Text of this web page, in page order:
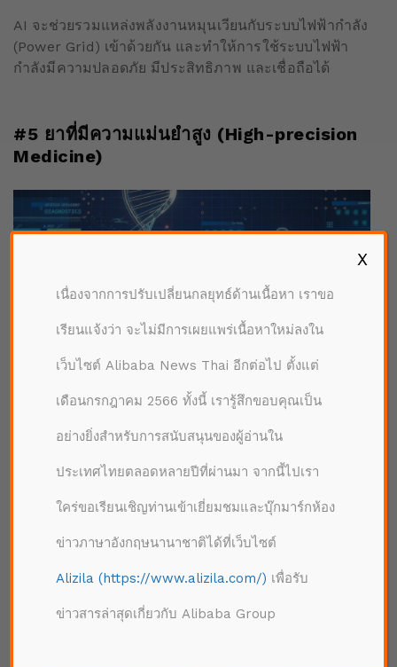
AI จะช่วยรวมแหล่งพลังงานหมุนเวียนกับระบบไฟฟ้ากำลัง
(Power Grid) เข้าด้วยกัน และทำให้การใช้ระบบไฟฟ้า
กำลังมีความปลอดภัย มีประสิทธิภาพ และเชื่อถือได้
#5 ยาที่มีความแม่นยำสูง (High-precision
Medicine)
ยาที่มีความแม่นยำโดยคำนึงถึงคนไข้เป็นหลักจะกลายเป็น
แนวโน้มที่สำคัญที่จะขยายขอบเขตของการดูแลสุขภาพ
รวมถึงการป้องกันโรค การวินิจฉัย และการรักษาโรค
#6 AI ที่ปกปิดข้อมูลส่วนบุคคลได้ (Privacy-
preserving Computation)
เนื่องจากการปรับเปลี่ยนกลยุทธ์ด้านเนื้อหา เราขอ
เรียนแจ้งว่า จะไม่มีการเผยแพร่เนื้อหาใหม่ลงใน
เว็บไซต์ Alibaba News Thai อีกต่อไป ตั้งแต่
เดือนกรกฎาคม 2566 ทั้งนี้ เรารู้สึกขอบคุณเป็น
อย่างยิ่งสำหรับการสนับสนุนของผู้อ่านใน
ประเทศไทยตลอดหลายปีที่ผ่านมา จากนี้ไปเรา
ใคร่ขอเรียนเชิญท่านเข้าเยี่ยมชมและบุ๊กมาร์กห้อง
ข่าวภาษาอังกฤษนานาชาติได้ที่เว็บไซต์
Alizila (https://www.alizila.com/) เพื่อรับ
ข่าวสารล่าสุดเกี่ยวกับ Alibaba Group
X